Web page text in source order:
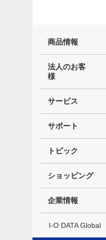
商品情報
法人のお客
様
サービス
サポート
トピック
ショッピング
企業情報
I-O DATA Global